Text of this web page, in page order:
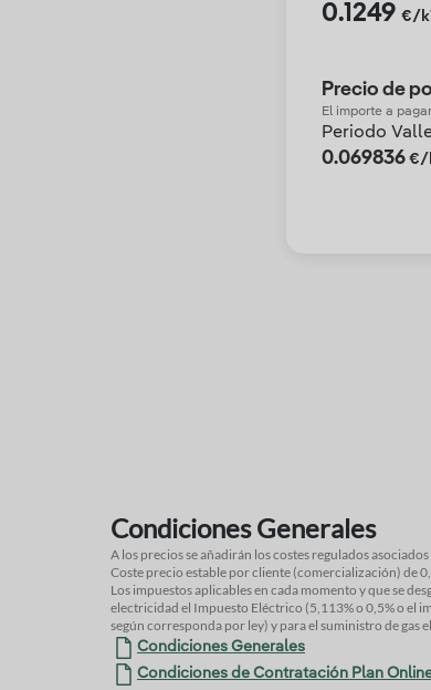
0.1249 €/
Precio de
El importe a
Periodo
0.069836 €/
Condiciones Generales
A los precios se añadirán los costes regulados asociados al mecanismo de financiación del bono
Coste precio
Los impuestos aplicables en cada momento y que se
electricidad el Impuesto Eléctrico (5,113% o 0,5% o el importe mínimo de
según corresponda por ley) y para el suministro de gas el impuesto de hidrocarburos
Melilla el IPSI (1% o 4% o según corresponda por ley). Los
Condiciones Generales
Condiciones de Contratación Plan